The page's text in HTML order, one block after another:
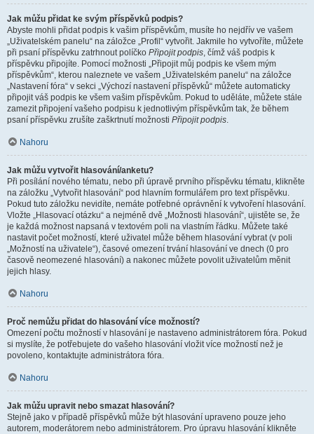
Jak můžu přidat ke svým příspěvků podpis?
Abyste mohli přidat podpis k vašim příspěvkům, musíte ho nejdřív ve vašem
„Uživatelském panelu“ na záložce „Profil“ vytvořit. Jakmile ho vytvoříte, můžete
při psaní příspěvku zatrhnout políčko Připojit podpis, čímž váš podpis k
příspěvku připojíte. Pomocí možnosti „Připojit můj podpis ke všem mým
příspěvkům“, kterou naleznete ve vašem „Uživatelském panelu“ na záložce
„Nastavení fóra“ v sekci „Výchozí nastavení příspěvků“ můžete automaticky
připojit váš podpis ke všem vašim příspěvkům. Pokud to uděláte, můžete stále
zamezit připojení vašeho podpisu k jednotlivým příspěvkům tak, že během
psaní příspěvku zrušíte zaškrtnutí možnosti Připojit podpis.
Nahoru
Jak můžu vytvořit hlasování/anketu?
Při posílání nového tématu, nebo při úpravě prvního příspěvku tématu, klikněte
na záložku „Vytvořit hlasování“ pod hlavním formulářem pro text příspěvku.
Pokud tuto záložku nevidíte, nemáte potřebné oprávnění k vytvoření hlasování.
Vložte „Hlasovací otázku“ a nejméně dvě „Možnosti hlasování“, ujistěte se, že
je každá možnost napsaná v textovém poli na vlastním řádku. Můžete také
nastavit počet možností, které uživatel může během hlasování vybrat (v poli
„Možností na uživatele“), časové omezení trvání hlasování ve dnech (0 pro
časově neomezené hlasování) a nakonec můžete povolit uživatelům měnit
jejich hlasy.
Nahoru
Proč nemůžu přidat do hlasování více možností?
Omezení počtu možností v hlasování je nastaveno administrátorem fóra. Pokud
si myslíte, že potřebujete do vašeho hlasování vložit více možností než je
povoleno, kontaktujte administrátora fóra.
Nahoru
Jak můžu upravit nebo smazat hlasování?
Stejně jako v případě příspěvků může být hlasování upraveno pouze jeho
autorem, moderátorem nebo administrátorem. Pro úpravu hlasování klikněte